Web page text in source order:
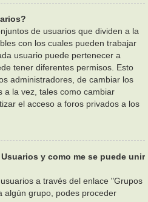
de usuarios que dividen a la
con los cuales pueden trabajar
usuario puede pertenecer a
tener diferentes permisos. Esto
administradores, de cambiar los
a la vez, tales como cambiar
el acceso a foros privados a los
y como me se puede unir
a través del enlace "Grupos
algún grupo, podes proceder